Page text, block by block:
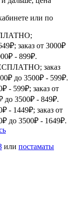
или по
заказ от 3000₽
- 899₽.
заказ
до 3500₽ - 599₽.
- 599₽; заказ от
до 3500₽ - 849₽.
- 1449₽; заказ от
до 3500₽ - 1649₽.
или постаматы